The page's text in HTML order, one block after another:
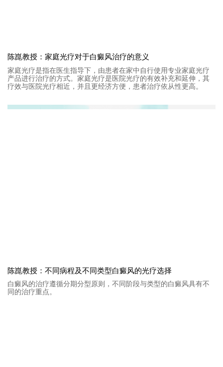
陈崑教授：家庭光疗对于白癜风治疗的意义
家庭光疗是指在医生指导下，由患者在家中自行使用专业家庭光疗
产品进行治疗的方式。家庭光疗是医院光疗的有效补充和延伸，其
疗效与医院光疗相近，并且更经济方便，患者治疗依从性更高。
陈崑教授：不同病程及不同类型白癜风的光疗选择
白癜风的治疗遵循分期分型原则，不同阶段与类型的白癜风具有不
同的治疗重点。